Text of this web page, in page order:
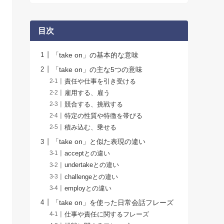
目次
「take on」の基本的な意味
「take on」の主な5つの意味
責任や仕事を引き受ける
雇用する、雇う
競合する、挑戦する
特定の性質や特徴を帯びる
積み込む、乗せる
「take on」と似た表現の違い
acceptとの違い
undertakeとの違い
challengeとの違い
employとの違い
「take on」を使った日常会話フレーズ
仕事や責任に関するフレーズ